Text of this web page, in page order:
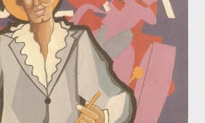
un acto de fuerte sensibilidad y
consistente en el recuerdo de un
maonès- aparte de político
Estanislau Ruiz Ponsetí, con la
Coll,...